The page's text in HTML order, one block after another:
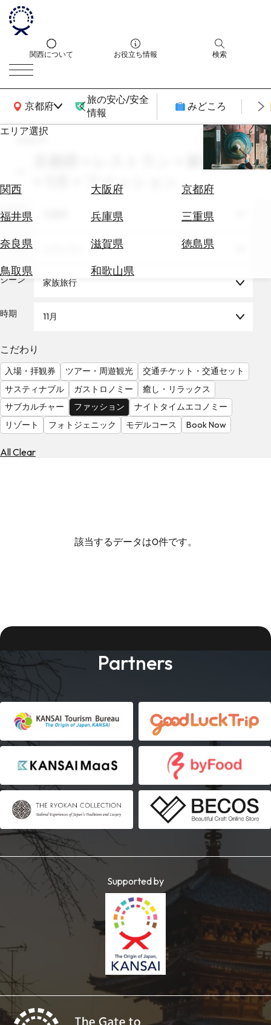
関西について お役立ち情報 検索
京都府
関西広域MAP
旅の安心/安全
情報
みどころ
エリア選択
関西 大阪府
京都府
福井県
兵庫県
三重県
奈良県
滋賀県
徳島県
鳥取県
和歌山県
エ
券
テ
を
る
気
を
見
る
search
京都府 × レストラン × 家族旅行
× 11月 × ファッション
エリア
テーマ
シーン 家族旅行
時期 11月
こだわり
入場・拝観券 ツアー・周遊観光
交通チケット・交通セット
サスティナブル
ガストロノミー
癒し・リラックス
サブカルチャー
ファッション
ナイトタイムエコノミー
リゾート
フォトジェニック モデルコース Book Now
All Clear
該当するデータは0件です。
Partners
Supported by